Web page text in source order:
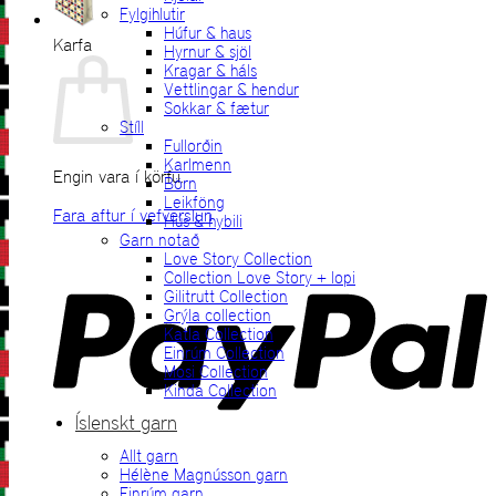
Karfa
Engin vara í körfu.
Fara aftur í vefverslun
Fylgihlutir
Húfur & haus
Hyrnur & sjöl
Kragar & háls
Vettlingar & hendur
Sokkar & fætur
Stíll
Fullorðin
Karlmenn
Börn
Leikföng
Hús & hybili
Garn notað
Love Story Collection
Collection Love Story + lopi
Gilitrutt Collection
Grýla collection
Katla Collection
Einrúm Collection
Mosi Collection
Kinda Collection
Íslenskt garn
Allt garn
Hélène Magnússon garn